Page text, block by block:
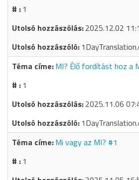
1
2025.12.02
MI? Élő fordítást hoz a
1
2025.11.06
Mi vagy az MI? #1
1